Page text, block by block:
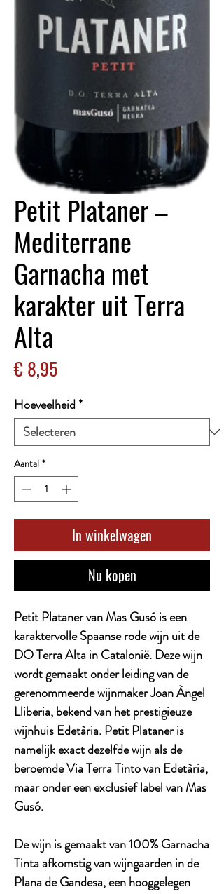
Petit Plataner –
Mediterrane
Garnacha met
karakter uit Terra
Alta
€ 8,95Prijs
Hoeveelheid*
Aantal *
In winkelwagen
Nu kopen
Petit Plataner van Mas Gusó is een
karaktervolle Spaanse rode wijn uit de
DO Terra Alta in Catalonië. Deze wijn
wordt gemaakt onder leiding van de
gerenommeerde wijnmaker Joan Àngel
Lliberia, bekend van het prestigieuze
wijnhuis Edetària. Petit Plataner is
namelijk exact dezelfde wijn als de
beroemde Via Terra Tinto van Edetària,
maar onder een exclusief label van Mas
Gusó.
De wijn is gemaakt van 100% Garnacha
Tinta afkomstig van wijngaarden in de
Plana de Gandesa, een hooggelegen